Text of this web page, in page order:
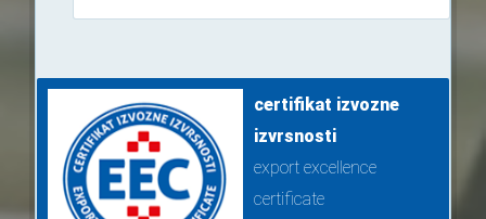
certifikat izvozne
izvrsnosti
export excellence
certificate